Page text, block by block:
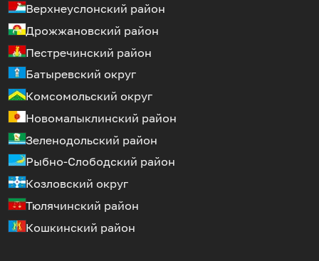
Верхнеуслонский район
Дрожжановский район
Пестречинский район
Батыревский округ
Комсомольский округ
Новомалыклинский район
Зеленодольский район
Рыбно-Слободский район
Козловский округ
Тюлячинский район
Кошкинский район